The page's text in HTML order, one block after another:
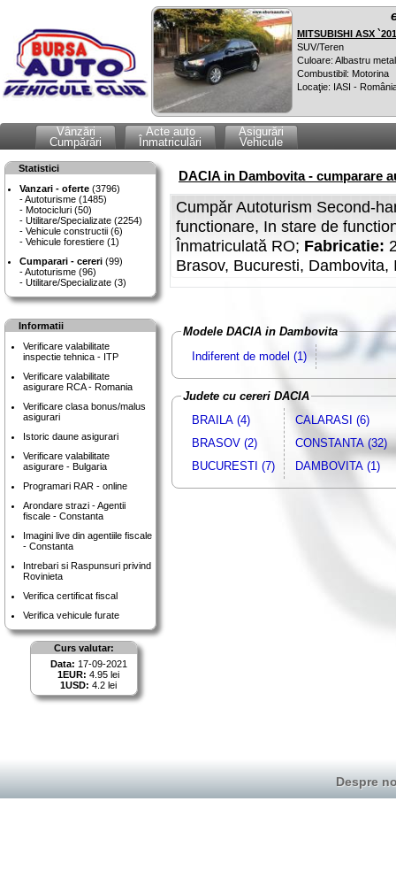
MITSUBISHI ASX
SUV/Teren
Culoare: Albastru
Combustibil: Motorina
Locaţie: IASI -
Vânzări
Cumpărări
Acte auto
Înmatriculări
Asigurări
Vehicule
Statistici
Vanzari - oferte (3796)
Autoturisme (1485)
Motocicluri (50)
Utilitare/Specializate (2254)
Vehicule constructii (6)
Vehicule forestiere (1)
Cumparari - cereri (99)
Autoturisme (96)
Utilitare/Specializate (3)
Informatii
Verificare valabilitate
inspectie tehnica - ITP
Verificare valabilitate
asigurare RCA - Romania
Verificare clasa bonus/malus
asigurari
Istoric daune asigurari
Verificare valabilitate
asigurare - Bulgaria
Programari RAR - online
Arondare strazi - Agentii
fiscale - Constanta
Imagini live din agentiile fiscale
- Constanta
Intrebari si Raspunsuri privind
Rovinieta
Verifica certificat fiscal
Verifica vehicule furate
Curs valutar:
Data: 17-09-2021
1EUR: 4.95 lei
1USD: 4.2 lei
DACIA in Dambovita - cumparare
Cumpăr Autoturism Second-
functionare, In stare de
Înmatriculată RO; Fabricatie:
Brasov, Bucuresti, Dambovita,
Modele DACIA in Dambovita
Indiferent de model (1)
Judete cu cereri DACIA
BRAILA (4)
BRASOV (2)
BUCURESTI (7)
CALARASI (6)
CONSTANTA (32)
DAMBOVITA (1)
Despre